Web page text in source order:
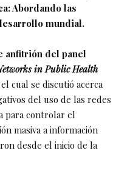
Abordando las
mundial.
anfitrión del panel
in Public Health
cual se discutió acerca
del uso de las redes
para controlar el
masiva a información
desde el inicio de la